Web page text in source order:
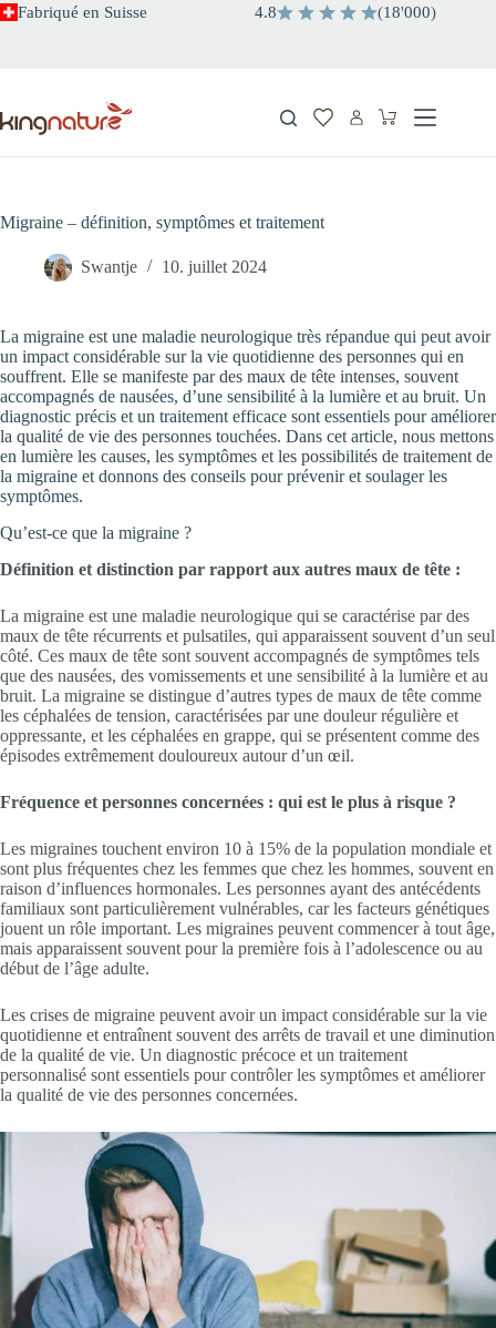
Passer
Fabriqué en Suisse 4.8 (18'000)
Panier
Migraine – définition, symptômes et traitement
Swantje 10. juillet 2024
La migraine est une maladie neurologique très répandue qui peut avoir
un impact considérable sur la vie quotidienne des personnes qui en
souffrent. Elle se manifeste par des maux de tête intenses, souvent
accompagnés de nausées, d’une sensibilité à la lumière et au bruit. Un
diagnostic précis et un traitement efficace sont essentiels pour améliorer
la qualité de vie des personnes touchées. Dans cet article, nous mettons
en lumière les causes, les symptômes et les possibilités de traitement de
la migraine et donnons des conseils pour prévenir et soulager les
symptômes.
Qu’est-ce que la migraine ?
Définition et distinction par rapport aux autres maux de tête :
La migraine est une maladie neurologique qui se caractérise par des
maux de tête récurrents et pulsatiles, qui apparaissent souvent d’un seul
côté. Ces maux de tête sont souvent accompagnés de symptômes tels
que des nausées, des vomissements et une sensibilité à la lumière et au
bruit. La migraine se distingue d’autres types de maux de tête comme
les céphalées de tension, caractérisées par une douleur régulière et
oppressante, et les céphalées en grappe, qui se présentent comme des
épisodes extrêmement douloureux autour d’un œil.
Fréquence et personnes concernées : qui est le plus à risque ?
Les migraines touchent environ 10 à 15% de la population mondiale et
sont plus fréquentes chez les femmes que chez les hommes, souvent en
raison d’influences hormonales. Les personnes ayant des antécédents
familiaux sont particulièrement vulnérables, car les facteurs génétiques
jouent un rôle important. Les migraines peuvent commencer à tout âge,
mais apparaissent souvent pour la première fois à l’adolescence ou au
début de l’âge adulte.
Les crises de migraine peuvent avoir un impact considérable sur la vie
quotidienne et entraînent souvent des arrêts de travail et une diminution
de la qualité de vie. Un diagnostic précoce et un traitement
personnalisé sont essentiels pour contrôler les symptômes et améliorer
la qualité de vie des personnes concernées.